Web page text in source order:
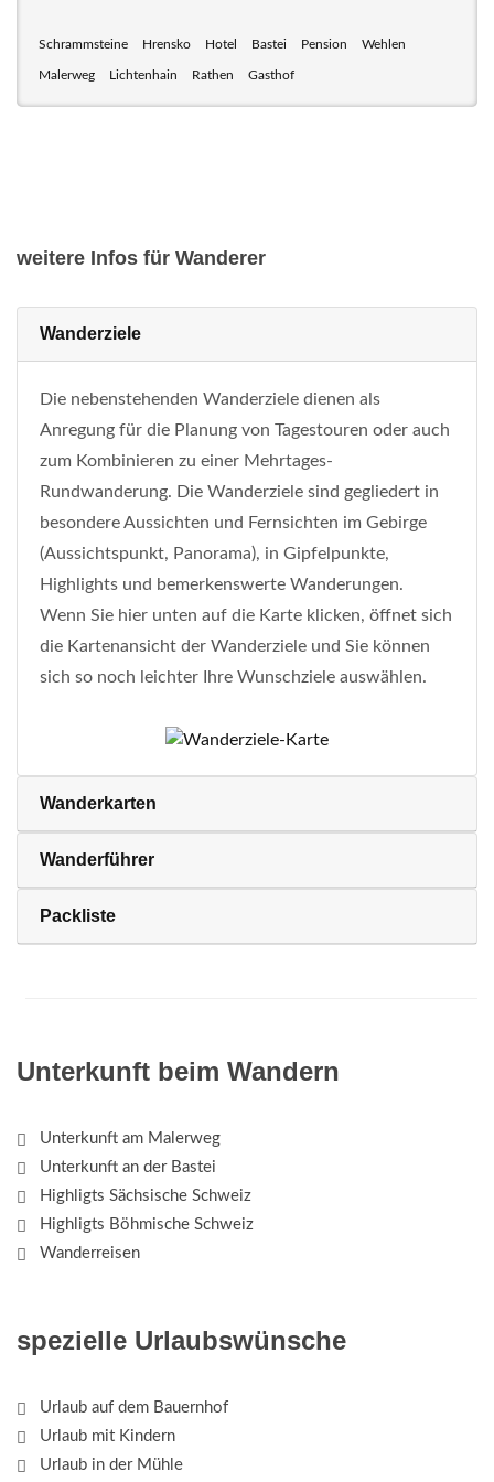
Schrammsteine Hrensko Hotel Bastei Pension Wehlen
Malerweg Lichtenhain Rathen Gasthof
weitere Infos für Wanderer
Wanderziele
Die nebenstehenden Wanderziele dienen als
Anregung für die Planung von Tagestouren oder auch
zum Kombinieren zu einer Mehrtages-
Rundwanderung. Die Wanderziele sind gegliedert in
besondere Aussichten und Fernsichten im Gebirge
(Aussichtspunkt, Panorama), in Gipfelpunkte,
Highlights und bemerkenswerte Wanderungen.
Wenn Sie hier unten auf die Karte klicken, öffnet sich
die Kartenansicht der Wanderziele und Sie können
sich so noch leichter Ihre Wunschziele auswählen.
Wanderkarten
Wanderführer
Packliste
Unterkunft beim Wandern
Unterkunft am Malerweg
Unterkunft an der Bastei
Highligts Sächsische Schweiz
Highligts Böhmische Schweiz
Wanderreisen
spezielle Urlaubswünsche
Urlaub auf dem Bauernhof
Urlaub mit Kindern
Urlaub in der Mühle